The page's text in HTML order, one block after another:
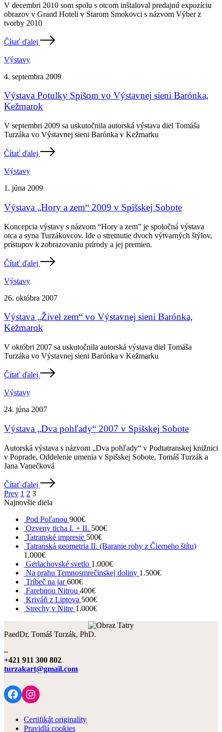
V decembri 2010 som spolu s otcom inštaloval predajnú expozíciu
obrazov v Grand Hoteli v Starom Smokovci s názvom Výber z
tvorby 2010
Čítať ďalej
Výstavy
4. septembra 2009
Výstava Potulky Spišom vo Výstavnej sieni Barónka,
Kežmarok
V septembri 2009 sa uskutočnila autorská výstava diel Tomáša
Turzáka vo Výstavnej sieni Barónka v Kežmarku
Čítať ďalej
Výstavy
1. júna 2009
Výstava „Hory a zem“ 2009 v Spišskej Sobote
Koncepcia výstavy s názvom “Hory a zem” je spoločná výstava
otca a syna Turzákovcov. Ide o stretnutie dvoch výtvarných štýlov,
prístupov k zobrazovaniu prírody a jej premien.
Čítať ďalej
Výstavy
26. októbra 2007
Výstava „Živel zem“ vo Výstavnej sieni Barónka,
Kežmarok
V októbri 2007 sa uskutočnila autorská výstava diel Tomáša
Turzáka vo Výstavnej sieni Barónka v Kežmarku
Čítať ďalej
Výstavy
24. júna 2007
Výstava „Dva pohľady“ 2007 v Spišskej Sobote
Autorská výstava s názvom „Dva pohľady“ v Podtatranskej knižnici
v Poprade, Oddelenie umenia v Spišskej Sobote, Tomáš Turzák a
Jana Vanečková
Čítať ďalej
Navigácia
v
článkoch
Prev 1 2 3
Najnovšie diela
Pod Poľanou 900€
Ozveny ticha I. + II. 500€
Tatranské impresie 500€
Tatranská geometria II. (Baranie rohy z Čierneho štítu)
1.000€
Gerlachovské svetlo 1.000€
Na prahu Temnosmrečinskej doliny 1.500€
Tríbeč na jar 600€
Farebnou Nitrou 400€
Kriváň z Liptova 500€
Strechy v Nitre 1.000€
PaedDr. Tomáš Turzák, PhD.
–
+421 911 300 802
turzakart@gmail.com
FacebookInstagram
Certifikát originality
Pravidlá cookies